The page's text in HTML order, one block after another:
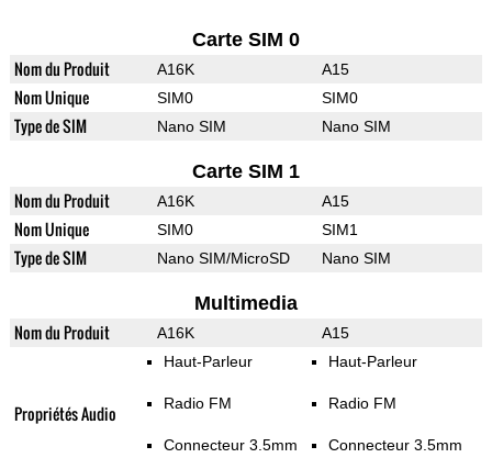
Carte SIM 0
Nom du Produit A16K A15
Nom Unique SIM0 SIM0
Type de SIM Nano SIM Nano SIM
Carte SIM 1
Nom du Produit A16K A15
Nom Unique SIM0 SIM1
Type de SIM Nano SIM/MicroSD Nano SIM
Multimedia
Nom du Produit A16K A15
Propriétés Audio
Haut-Parleur
Radio FM
Connecteur 3.5mm
Haut-Parleur
Radio FM
Connecteur 3.5mm